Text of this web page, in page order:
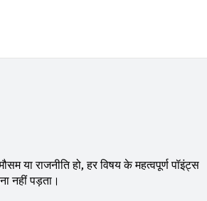
राजनीति हो, हर विषय के महत्वपूर्ण पॉइंट्स
नहीं पड़ता।